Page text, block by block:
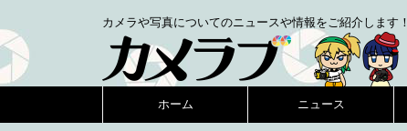
カメラや写真についてのニュースや情報をご紹介します！
ホーム ニュース